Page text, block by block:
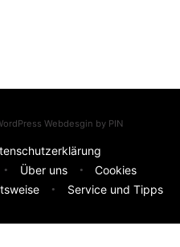
Webdesgin by PIN
Über uns
Cookies
Service und Tipps